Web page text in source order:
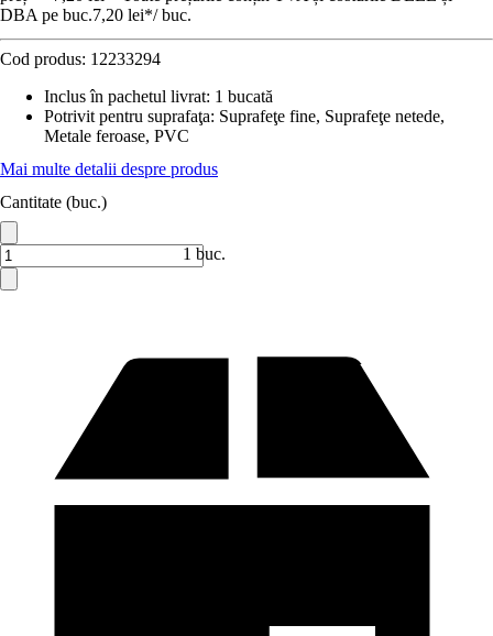
DBA pe buc.7,20 lei*/ buc.
Cod produs: 12233294
Inclus în pachetul livrat: 1 bucată
Potrivit pentru suprafaţa: Suprafeţe fine, Suprafeţe netede,
Metale feroase, PVC
Mai multe detalii despre produs
Cantitate (buc.)
1 buc.